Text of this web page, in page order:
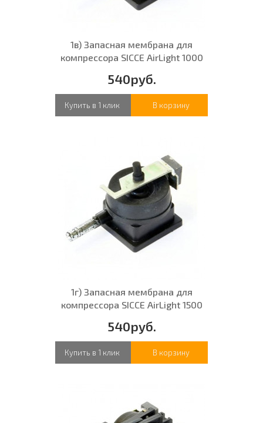
1в) Запасная мембрана для
компрессора SICCE AirLight 1000
540руб.
Купить в 1 клик В корзину
1г) Запасная мембрана для
компрессора SICCE AirLight 1500
540руб.
Купить в 1 клик В корзину